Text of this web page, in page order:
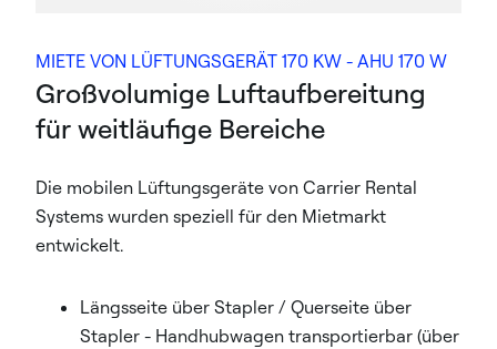
MIETE VON LÜFTUNGSGERÄT 170 KW - AHU 170 W
Großvolumige Luftaufbereitung
für weitläufige Bereiche
Die mobilen Lüftungsgeräte von Carrier Rental
Systems wurden speziell für den Mietmarkt
entwickelt.
Längsseite über Stapler / Querseite über
Stapler - Handhubwagen transportierbar (über